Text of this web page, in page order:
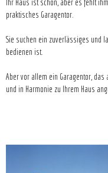
Ihr Haus ist schön, aber es fehlt
praktisches Garagentor.
Sie suchen ein zuverlässiges und
bedienen ist.
Aber vor allem ein Garagentor,
und in Harmonie zu Ihrem Haus